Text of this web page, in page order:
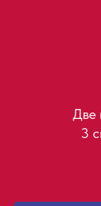
Две
3